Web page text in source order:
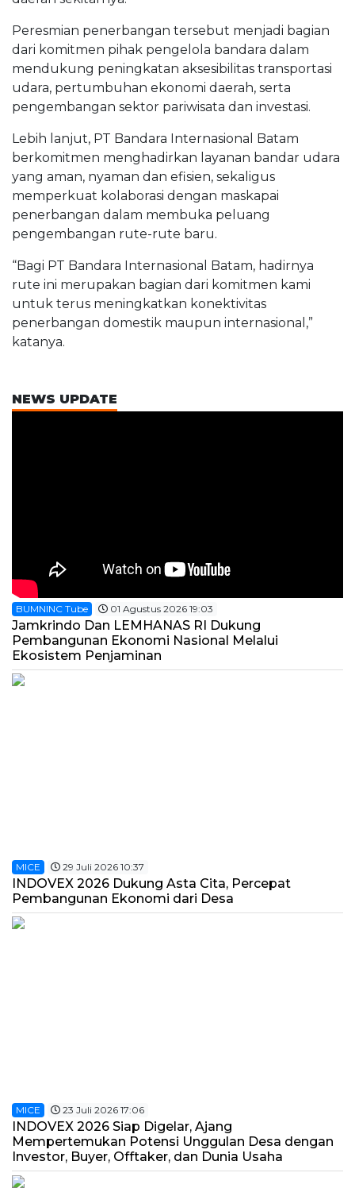
Peresmian penerbangan tersebut menjadi bagian
dari komitmen pihak pengelola bandara dalam
mendukung peningkatan aksesibilitas transportasi
udara, pertumbuhan ekonomi daerah, serta
pengembangan sektor pariwisata dan investasi.
Lebih lanjut, PT Bandara Internasional Batam
berkomitmen menghadirkan layanan bandar udara
yang aman, nyaman dan efisien, sekaligus
memperkuat kolaborasi dengan maskapai
penerbangan dalam membuka peluang
pengembangan rute-rute baru.
“Bagi PT Bandara Internasional Batam, hadirnya
rute ini merupakan bagian dari komitmen kami
untuk terus meningkatkan konektivitas
penerbangan domestik maupun internasional,”
katanya.
NEWS UPDATE
BUMNINC Tube 01 Agustus 2026 19:03
Jamkrindo Dan LEMHANAS RI Dukung
Pembangunan Ekonomi Nasional Melalui
Ekosistem Penjaminan
MICE 29 Juli 2026 10:37
INDOVEX 2026 Dukung Asta Cita, Percepat
Pembangunan Ekonomi dari Desa
MICE 23 Juli 2026 17:06
INDOVEX 2026 Siap Digelar, Ajang
Mempertemukan Potensi Unggulan Desa dengan
Investor, Buyer, Offtaker, dan Dunia Usaha